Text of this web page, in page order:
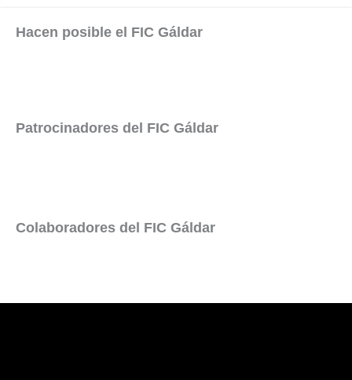
Hacen posible el FIC Gáldar
Patrocinadores del FIC Gáldar
Colaboradores del FIC Gáldar